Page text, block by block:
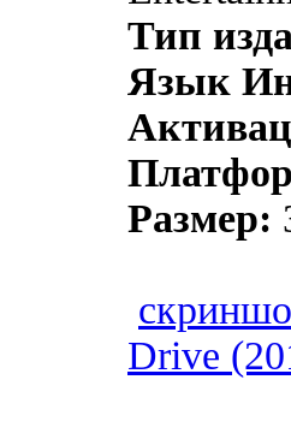
Тип
Язык
Размер:
Drive